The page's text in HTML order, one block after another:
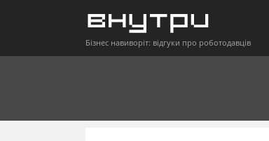
Бізнес навиворіт: відгуки про роботодавців